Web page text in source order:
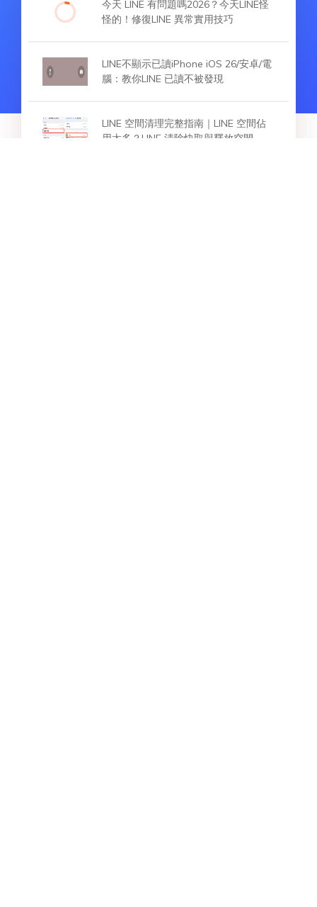
今天 LINE 有問題嗎2026？今天LINE怪
怪的！修復LINE 異常實用技巧
LINE不顯示已讀iPhone iOS 26/安卓/電
腦：教你LINE 已讀不被發現
LINE 空間清理完整指南｜LINE 空間佔
用太多？LINE 清除快取與釋放空間